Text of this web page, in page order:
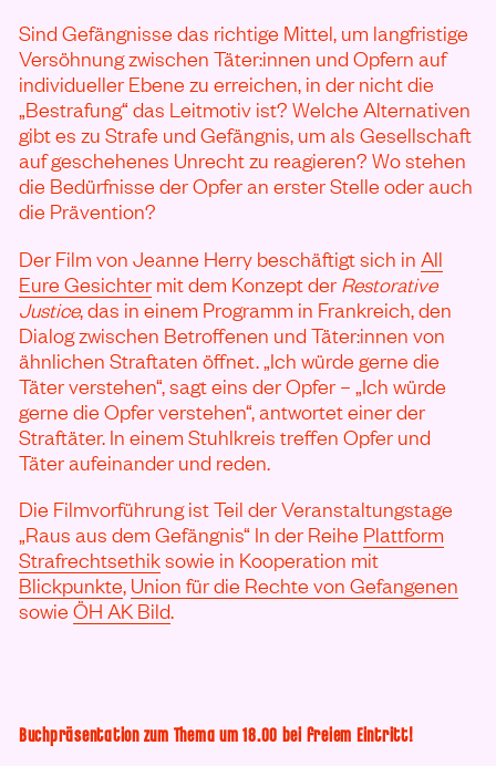
Sind Gefängnisse das richtige Mittel, um langfristige
Versöhnung zwischen Täter:innen und Opfern auf
individueller Ebene zu erreichen, in der nicht die
„Bestrafung“ das Leitmotiv ist? Welche Alternativen
gibt es zu Strafe und Gefängnis, um als Gesellschaft
auf geschehenes Unrecht zu reagieren? Wo stehen
die Bedürfnisse der Opfer an erster Stelle oder auch
die Prävention?
Der Film von Jeanne Herry beschäftigt sich in All
Eure Gesichter mit dem Konzept der Restorative
Justice, das in einem Programm in Frankreich, den
Dialog zwischen Betroffenen und Täter:innen von
ähnlichen Straftaten öffnet. „Ich würde gerne die
Täter verstehen“, sagt eins der Opfer – „Ich würde
gerne die Opfer verstehen“, antwortet einer der
Straftäter. In einem Stuhlkreis treffen Opfer und
Täter aufeinander und reden.
Die Filmvorführung ist Teil der Veranstaltungstage
„Raus aus dem Gefängnis“ In der Reihe Plattform
Strafrechtsethiksowie in Kooperation mit
Blickpunkte, Union für die Rechte von Gefangenen
sowie ÖH AK Bild.
Buchpräsentation zum Thema um 18.00 bei freiem Eintritt!